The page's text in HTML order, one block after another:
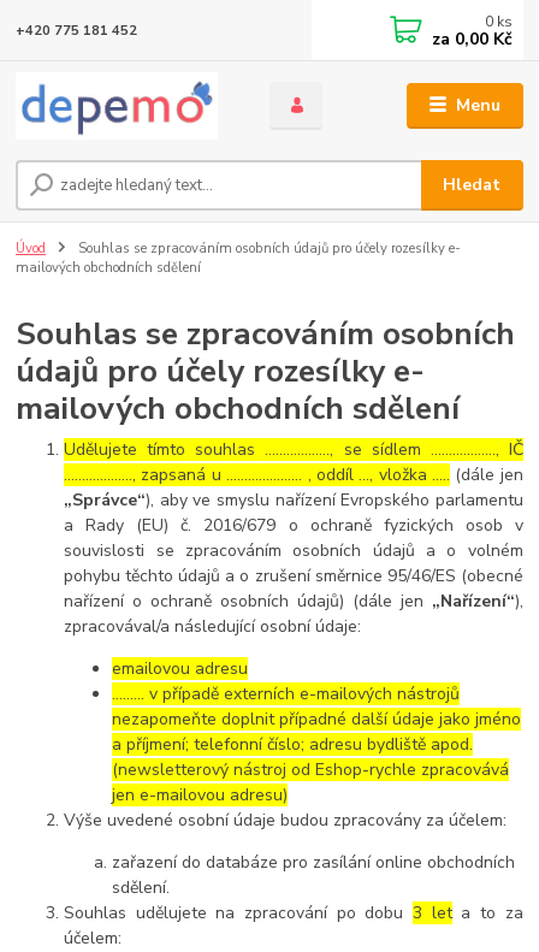
Menu
Hledat
+420 775 181 452 0 ks
za 0,00 Kč
Úvod
Souhlas se zpracováním osobních údajů pro účely rozesílky e-
mailových obchodních sdělení
Souhlas se zpracováním osobních
údajů pro účely rozesílky e-
mailových obchodních sdělení
Udělujete tímto souhlas ……………..., se sídlem ………………, IČ
………………., zapsaná u ………………… , oddíl …, vložka ….. (dále jen
„Správce“), aby ve smyslu nařízení Evropského parlamentu
a Rady (EU) č. 2016/679 o ochraně fyzických osob v
souvislosti se zpracováním osobních údajů a o volném
pohybu těchto údajů a o zrušení směrnice 95/46/ES (obecné
nařízení o ochraně osobních údajů) (dále jen „Nařízení“),
zpracovával/a následující osobní údaje:
emailovou adresu
……… v případě externích e-mailových nástrojů
nezapomeňte doplnit případné další údaje jako jméno
a příjmení; telefonní číslo; adresu bydliště apod.
(newsletterový nástroj od Eshop-rychle zpracovává
jen e-mailovou adresu)
Výše uvedené osobní údaje budou zpracovány za účelem:
zařazení do databáze pro zasílání online obchodních
sdělení.
Souhlas udělujete na zpracování po dobu3 leta to za
účelem: